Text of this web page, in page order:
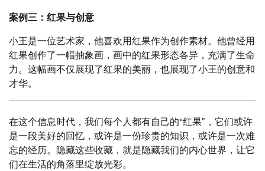
案例三：红果与创意
小王是一位艺术家，他喜欢用红果作为创作素材。他曾经用
红果创作了一幅抽象画，画中的红果形态各异，充满了生命
力。这幅画不仅展现了红果的美丽，也展现了小王的创意和
才华。
在这个信息时代，我们每个人都有自己的“红果”，它们或许
是一段美好的回忆，或许是一份珍贵的知识，或许是一次难
忘的经历。隐藏这些收藏，就是隐藏我们的内心世界，让它
们在生活的角落里绽放光彩。